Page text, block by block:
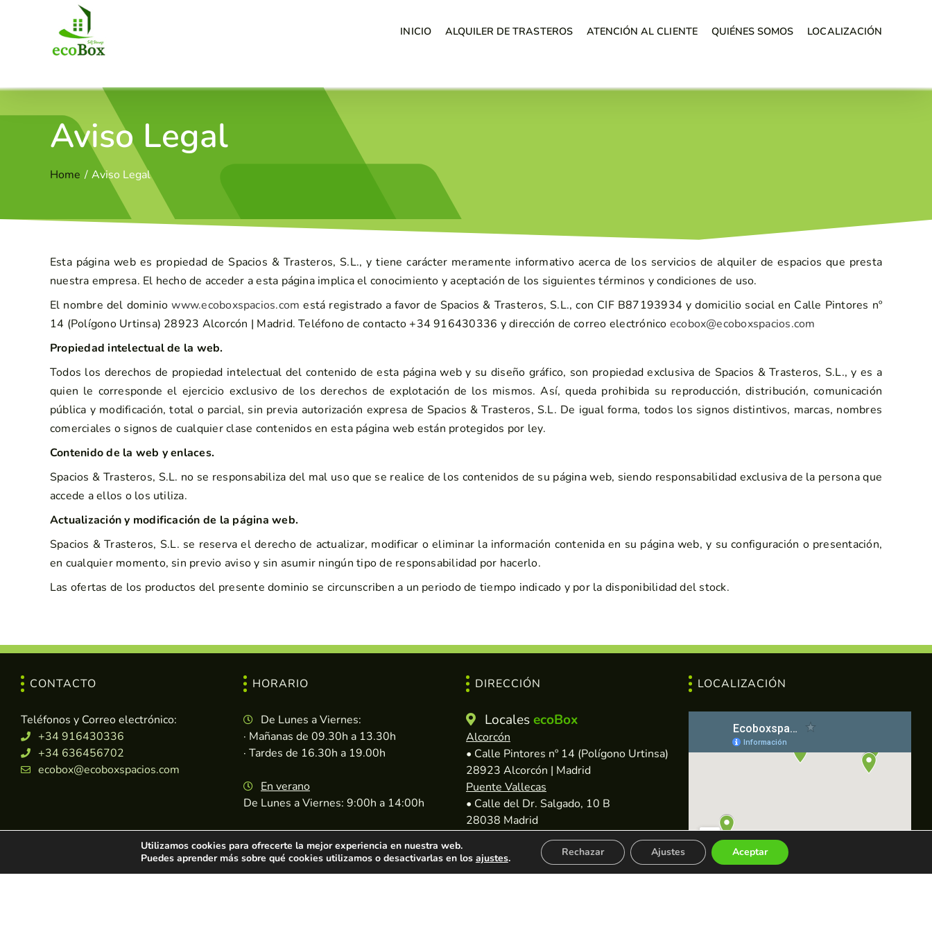
INICIO ALQUILER DE TRASTEROS ATENCIÓN AL CLIENTE QUIÉNES SOMOS LOCALIZACIÓN
Aviso Legal
Home Aviso Legal
Esta página web es propiedad de Spacios & Trasteros, S.L., y tiene carácter meramente informativo acerca de los servicios de alquiler de espacios que presta
nuestra empresa. El hecho de acceder a esta página implica el conocimiento y aceptación de los siguientes términos y condiciones de uso.
El nombre del dominiowww.ecoboxspacios.com está registrado a favor de Spacios & Trasteros, S.L., con CIF B87193934 y domicilio social en Calle Pintores nº
14 (Polígono Urtinsa) 28923 Alcorcón | Madrid. Teléfono de contacto +34 916430336 y dirección de correo electrónico ecobox@ecoboxspacios.com
Propiedad intelectual de la web.
Todos los derechos de propiedad intelectual del contenido de esta página web y su diseño gráfico, son propiedad exclusiva de Spacios & Trasteros, S.L., y es a
quien le corresponde el ejercicio exclusivo de los derechos de explotación de los mismos. Así, queda prohibida su reproducción, distribución, comunicación
pública y modificación, total o parcial, sin previa autorización expresa de Spacios & Trasteros, S.L. De igual forma, todos los signos distintivos, marcas, nombres
comerciales o signos de cualquier clase contenidos en esta página web están protegidos por ley.
Contenido de la web y enlaces.
Spacios & Trasteros, S.L. no se responsabiliza del mal uso que se realice de los contenidos de su página web, siendo responsabilidad exclusiva de la persona que
accede a ellos o los utiliza.
Actualización y modificación de la página web.
Spacios & Trasteros, S.L. se reserva el derecho de actualizar, modificar o eliminar la información contenida en su página web, y su configuración o presentación,
en cualquier momento, sin previo aviso y sin asumir ningún tipo de responsabilidad por hacerlo.
Las ofertas de los productos del presente dominio se circunscriben a un periodo de tiempo indicado y por la disponibilidad del stock.
CONTACTO
Teléfonos y Correo electrónico:
+34 916430336
+34 636456702
ecobox@ecoboxspacios.com
HORARIO
De Lunes a Viernes:
· Mañanas de 09.30h a 13.30h
· Tardes de 16.30h a 19.00h
En verano
De Lunes a Viernes: 9:00h a 14:00h
DIRECCIÓN
LocalesecoBox
Alcorcón
• Calle Pintores nº 14 (Polígono Urtinsa)
28923 Alcorcón | Madrid
Puente Vallecas
• Calle del Dr. Salgado, 10 B
28038 Madrid
• Calle de Alfredo Castro Camba,8
28053 Madrid
Carabanchel
LOCALIZACIÓN
Utilizamos cookies para ofrecerte la mejor experiencia en nuestra web.
Puedes aprender más sobre qué cookies utilizamos o desactivarlas en los ajustes. Aceptar
Rechazar Ajustes